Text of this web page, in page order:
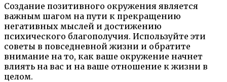
Создание позитивного окружения является
важным шагом на пути к прекращению
негативных мыслей и достижению
психического благополучия. Используйте эти
советы в повседневной жизни и обратите
внимание на то, как ваше окружение начнет
влиять на вас и на ваше отношение к жизни в
целом.